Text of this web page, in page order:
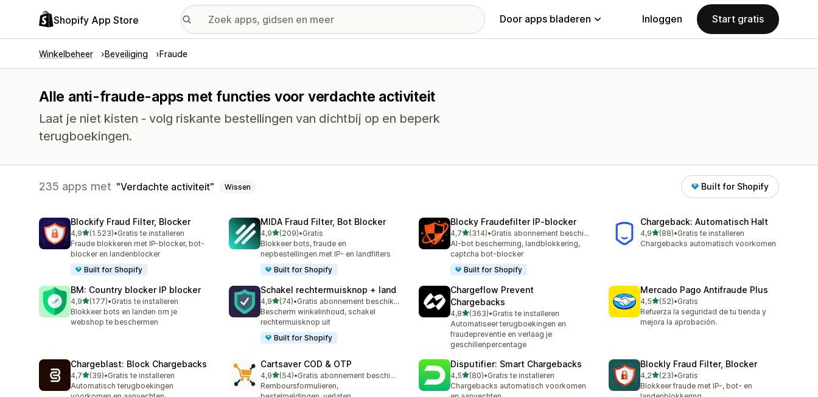
Shopify App Store Door apps bladeren Inloggen Start gratis
Winkelbeheer Beveiliging Fraude
Alle anti-fraude-apps met functies voor verdachte activiteit
Laat je niet kisten - volg riskante bestellingen van dichtbij op en beperk
terugboekingen.
235 apps met Verdachte activiteit Wissen Built for Shopify
Blockify Fraud Filter, Blocker
4,9van 5 sterren
(1.523)
1523 recensies in totaal
•Gratis te installeren
Fraude blokkeren met IP-blocker, bot-
blocker en landenblocker
Built for Shopify
MIDA Fraud Filter, Bot Blocker
4,9van 5 sterren
(209)
209 recensies in totaal
•Gratis
Blokkeer bots, fraude en
nepbestellingen met IP- en landfilters
Built for Shopify
Blocky Fraudefilter IP‑blocker
4,7van 5 sterren
(314)
314 recensies in totaal
•
Gratis abonnement beschikbaar
AI-bot bescherming, landblokkering,
captcha bot-blocker
Built for Shopify
Chargeback: Automatisch Halt
4,9van 5 sterren
(88)
88 recensies in totaal
•Gratis te installeren
Chargebacks automatisch voorkomen
BM: Country blocker IP blocker
4,9van 5 sterren
(177)
177 recensies in totaal
•Gratis te installeren
Blokkeer bots en landen om je
webshop te beschermen
Schakel rechtermuisknop + land
4,9van 5 sterren
(74)
74 recensies in totaal
•
Gratis abonnement beschikbaar
Bescherm winkelinhoud, schakel
rechtermuisknop uit
Built for Shopify
Chargeflow Prevent
Chargebacks
4,8van 5 sterren
(363)
363 recensies in totaal
•Gratis te installeren
Automatiseer terugboekingen en
fraudepreventie en verlaag je
geschillenpercentage
Mercado Pago Antifraude Plus
4,5van 5 sterren
(52)
52 recensies in totaal
•Gratis
Refuerza la seguridad de tu tienda y
mejora la aprobación.
Chargeblast: Block Chargebacks
4,7van 5 sterren
(39)
39 recensies in totaal
•Gratis te installeren
Automatisch terugboekingen
Cartsaver COD & OTP
4,9van 5 sterren
(54)
54 recensies in totaal
•
Gratis abonnement beschikbaar
Remboursformulieren,
Disputifier: Smart Chargebacks
4,5van 5 sterren
(80)
80 recensies in totaal
•Gratis te installeren
Chargebacks automatisch voorkomen
Blockly Fraud Filter, Blocker
4,2van 5 sterren
(23)
23 recensies in totaal
•Gratis
Blokkeer fraude met IP-, bot- en